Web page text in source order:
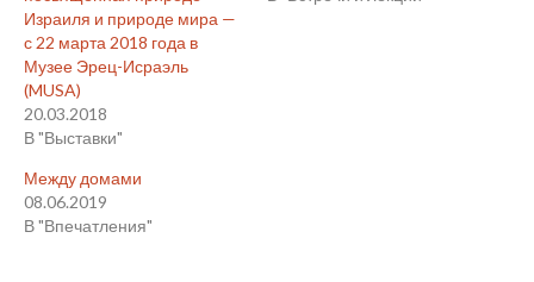
Израиля и природе мира —
с 22 марта 2018 года в
Музее Эрец-Исраэль
(MUSA)
20.03.2018
В "Выставки"
Между домами
08.06.2019
В "Впечатления"